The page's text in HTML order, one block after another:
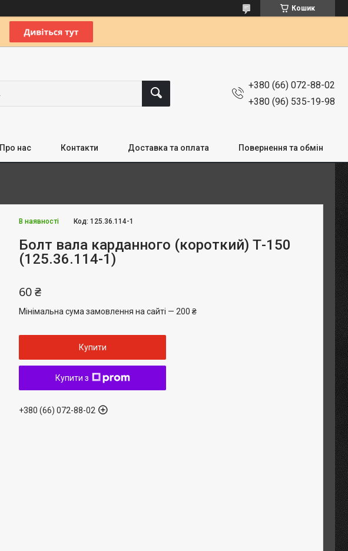
Кошик
+380 (66) 072-88-02
+380 (96) 535-19-98
Про нас Контакти Доставка та оплата Повернення та обмін
В наявності Код:125.36.114-1
Болт вала карданного (короткий) Т-150
(125.36.114-1)
60 ₴
Мінімальна сума замовлення на сайті — 200 ₴
Купити
Купити з
+380 (66) 072-88-02